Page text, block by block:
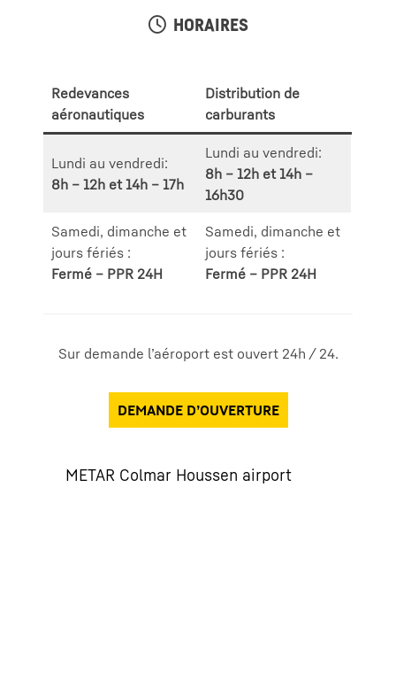
HORAIRES
Redevances
aéronautiques
Distribution de
carburants
Lundi au vendredi:
8h – 12h et 14h – 17h
Lundi au vendredi:
8h – 12h et 14h –
16h30
Samedi, dimanche et
jours fériés :
Fermé – PPR 24H
Samedi, dimanche et
jours fériés :
Fermé – PPR 24H
Sur demande l’aéroport est ouvert 24h / 24.
DEMANDE D’OUVERTURE
METAR Colmar Houssen airport